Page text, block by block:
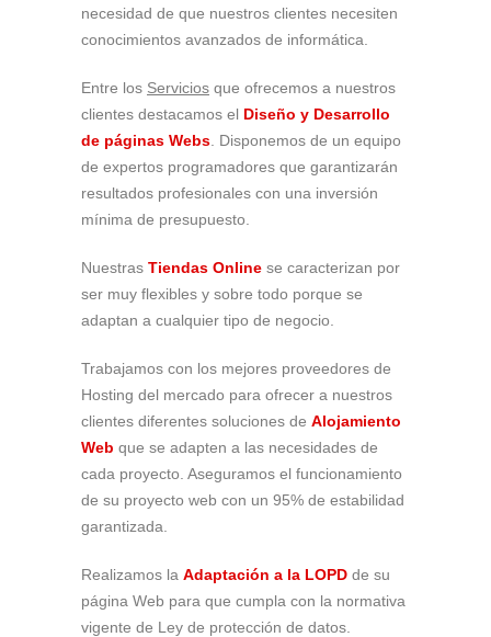
necesidad de que nuestros clientes necesiten
conocimientos avanzados de informática.
Entre los Servicios que ofrecemos a nuestros
clientes destacamos el Diseño y Desarrollo
de páginas Webs . Disponemos de un equipo
de expertos programadores que garantizarán
resultados profesionales con una inversión
mínima de presupuesto.
Nuestras Tiendas Online se caracterizan por
ser muy flexibles y sobre todo porque se
adaptan a cualquier tipo de negocio.
Trabajamos con los mejores proveedores de
Hosting del mercado para ofrecer a nuestros
clientes diferentes soluciones de Alojamiento
Web que se adapten a las necesidades de
cada proyecto. Aseguramos el funcionamiento
de su proyecto web con un 95% de estabilidad
garantizada.
Realizamos la Adaptación a la LOPD de su
página Web para que cumpla con la normativa
vigente de Ley de protección de datos.